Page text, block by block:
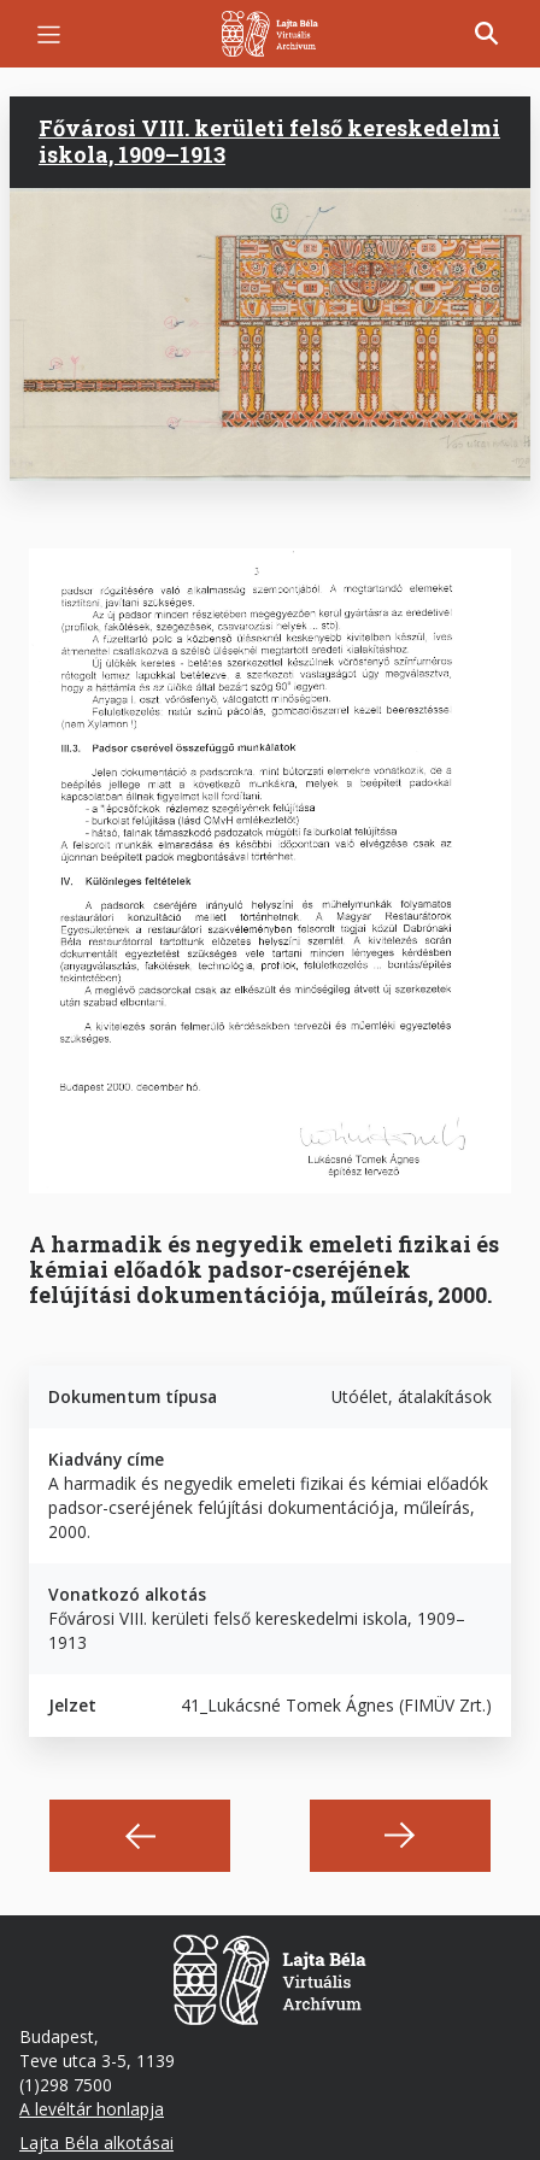
Fővárosi VIII. kerületi felső kereskedelmi
iskola, 1909–1913
A harmadik és negyedik emeleti fizikai és
kémiai előadók padsor-cseréjének
felújítási dokumentációja, műleírás, 2000.
Dokumentum típusa Utóélet, átalakítások
Kiadvány címe
A harmadik és negyedik emeleti fizikai és kémiai előadók
padsor-cseréjének felújítási dokumentációja, műleírás,
2000.
Vonatkozó alkotás
Fővárosi VIII. kerületi felső kereskedelmi iskola, 1909–
1913
Jelzet 41_Lukácsné Tomek Ágnes (FIMÜV Zrt.)
Budapest,
Teve utca 3-5, 1139
(1)298 7500
A levéltár honlapja
Footer
Lajta Béla alkotásai